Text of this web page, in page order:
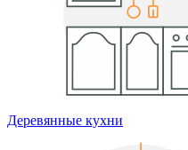
Деревянные кухни